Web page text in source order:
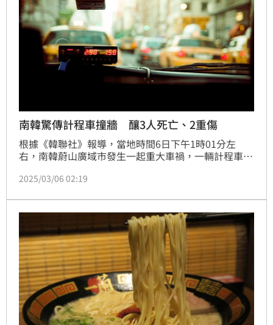
南韓驚傳計程車撞牆 釀3人死亡、2重傷
根據《韓聯社》報導，當地時間6日下午1時01分左
右，南韓蔚山廣域市發生一起重大車禍，一輛計程車因
2025/03/06 02:19